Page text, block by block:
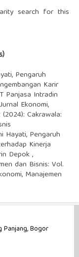
search for this
Pengaruh
Karir
Panjasa Intradin
Ekonomi,
Cakrawala:
Hayati, Pengaruh
Kinerja
Depok,
dan Bisnis: Vol.
Manajemen
Panjang, Bogor